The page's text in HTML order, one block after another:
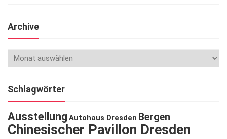
Archive
Schlagwörter
Ausstellung Autohaus Dresden Bergen
Chinesischer Pavillon Dresden